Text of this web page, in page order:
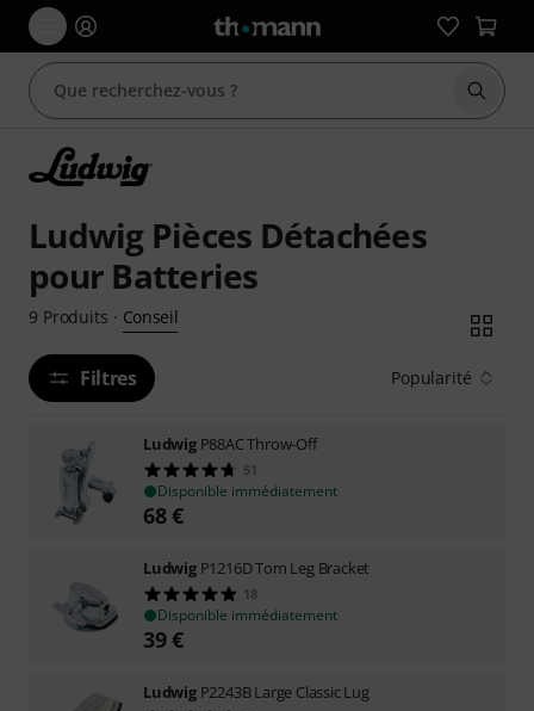
Ludwig Pièces Détachées
pour Batteries
9 Produits · Conseil
Filtres Popularité
Ludwig P88AC Throw-Off
51
Disponible immédiatement
68€
Ludwig P1216D Tom Leg Bracket
18
Disponible immédiatement
39€
Ludwig P2243B Large Classic Lug